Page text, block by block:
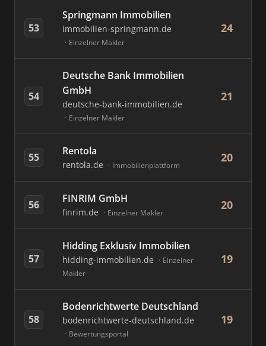
53
Springmann Immobilien
immobilien-springmann.de
Einzelner Makler
24
54
Deutsche Bank Immobilien
GmbH
deutsche-bank-immobilien.de
Einzelner Makler
21
55 Rentola
rentola.de Immobilienplattform
20
56 FINRIM GmbH
finrim.de Einzelner Makler
20
57
Hidding Exklusiv Immobilien
hidding-immobilien.de
Einzelner
Makler
19
58
Bodenrichtwerte Deutschland
bodenrichtwerte-deutschland.de
Bewertungsportal
19